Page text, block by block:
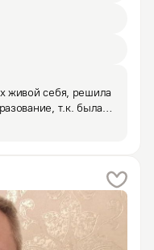
живой себя, решила
т.к. была
и закончила